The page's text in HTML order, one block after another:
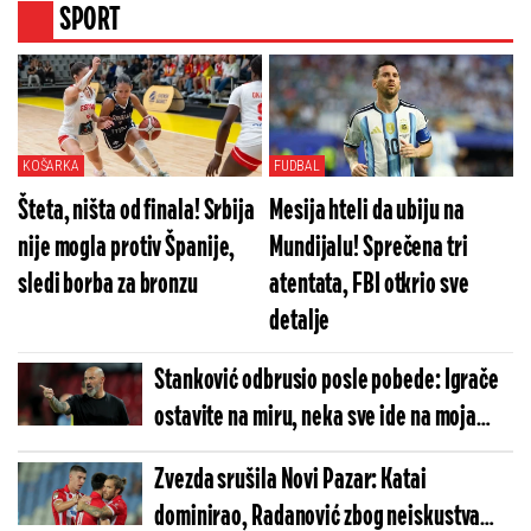
SPORT
KOŠARKA
Šteta, ništa od finala! Srbija
nije mogla protiv Španije,
sledi borba za bronzu
FUDBAL
Mesija hteli da ubiju na
Mundijalu! Sprečena tri
atentata, FBI otkrio sve
detalje
Stanković odbrusio posle pobede: Igrače
ostavite na miru, neka sve ide na moja
leđa
Zvezda srušila Novi Pazar: Katai
dominirao, Radanović zbog neiskustva